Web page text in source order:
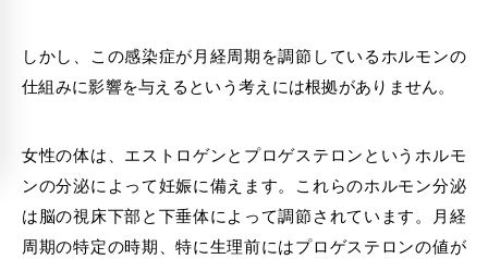
しかし、この感染症が月経周期を調節しているホルモンの
仕組みに影響を与えるという考えには根拠がありません。
女性の体は、エストロゲンとプロゲステロンというホルモ
ンの分泌によって妊娠に備えます。これらのホルモン分泌
は脳の視床下部と下垂体によって調節されています。月経
周期の特定の時期、特に生理前にはプロゲステロンの値が